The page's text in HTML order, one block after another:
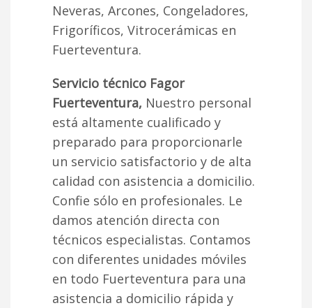
Neveras, Arcones, Congeladores,
Frigoríficos, Vitrocerámicas en
Fuerteventura.
Servicio técnico Fagor
Fuerteventura, Nuestro personal
está altamente cualificado y
preparado para proporcionarle
un servicio satisfactorio y de alta
calidad con asistencia a domicilio.
Confie sólo en profesionales. Le
damos atención directa con
técnicos especialistas. Contamos
con diferentes unidades móviles
en todo Fuerteventura para una
asistencia a domicilio rápida y